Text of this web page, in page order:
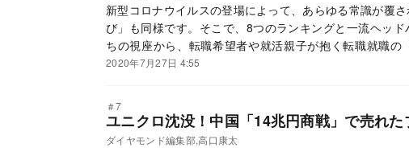
新型コロナウイルスの登場によって、あらゆる常識が覆
び」も同様です。そこで、8つのランキングと一流ヘッ
ちの視座から、転職希望者や就活親子が抱く転職就職
「マル秘攻略法」をお届けします。
2020年7月27日 4:55
＃7
ユニクロ沈没！中国「14兆円商戦」で売れ
ダイヤモンド編集部,高口康太